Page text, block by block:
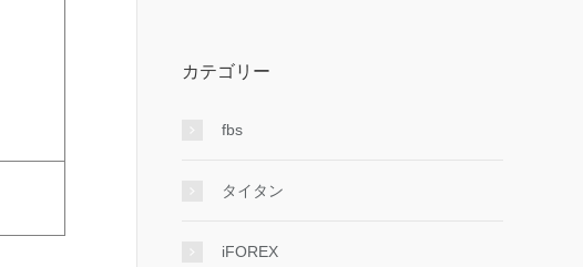
カテゴリー
fbs
タイタン
iFOREX